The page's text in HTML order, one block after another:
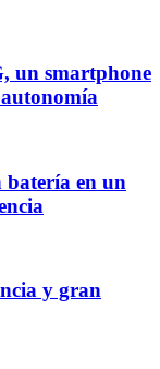
un smartphone
autonomía
en un
y gran